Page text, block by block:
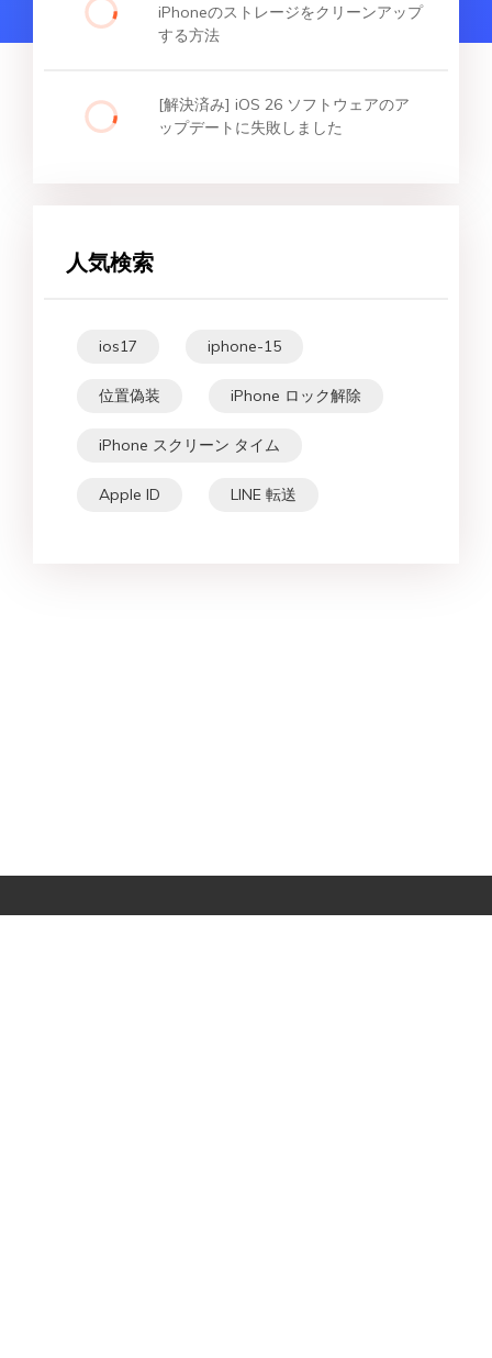
iPhoneのストレージをクリーンアップ
する方法
[解決済み] iOS 26 ソフトウェアのア
ップデートに失敗しました
人気検索
ios17 iphone-15
位置偽装 iPhone ロック解除
iPhone スクリーン タイム
Apple ID LINE 転送